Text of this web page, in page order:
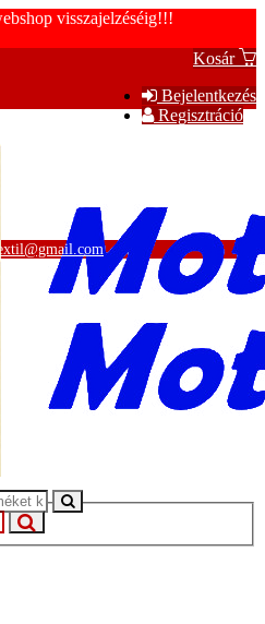
visszajelzéséig!!!
Kosár
Bejelentkezés
Regisztráció